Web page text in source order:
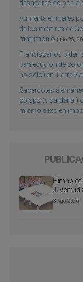
desaparecido por la
Aumenta el interés
de los mártires de
matrimonio julio 25,
Franciscanos piden
persecución de
no sólo) en Tierra
Sacerdotes
obispo (y cardenal)
mismo sexo en
Himno
Juventud
3 Ago 2026